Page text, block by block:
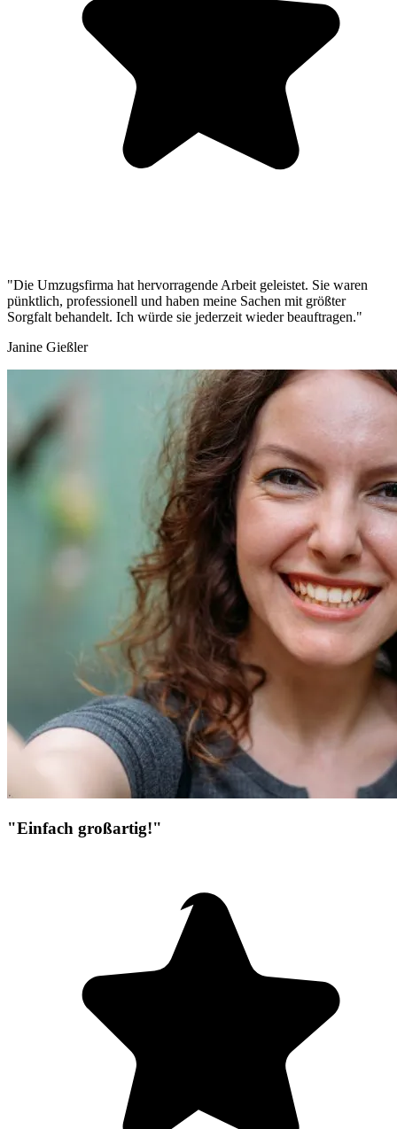
"Die Umzugsfirma hat hervorragende Arbeit geleistet. Sie waren
pünktlich, professionell und haben meine Sachen mit größter
Sorgfalt behandelt. Ich würde sie jederzeit wieder beauftragen."
Janine Gießler
"Einfach großartig!"